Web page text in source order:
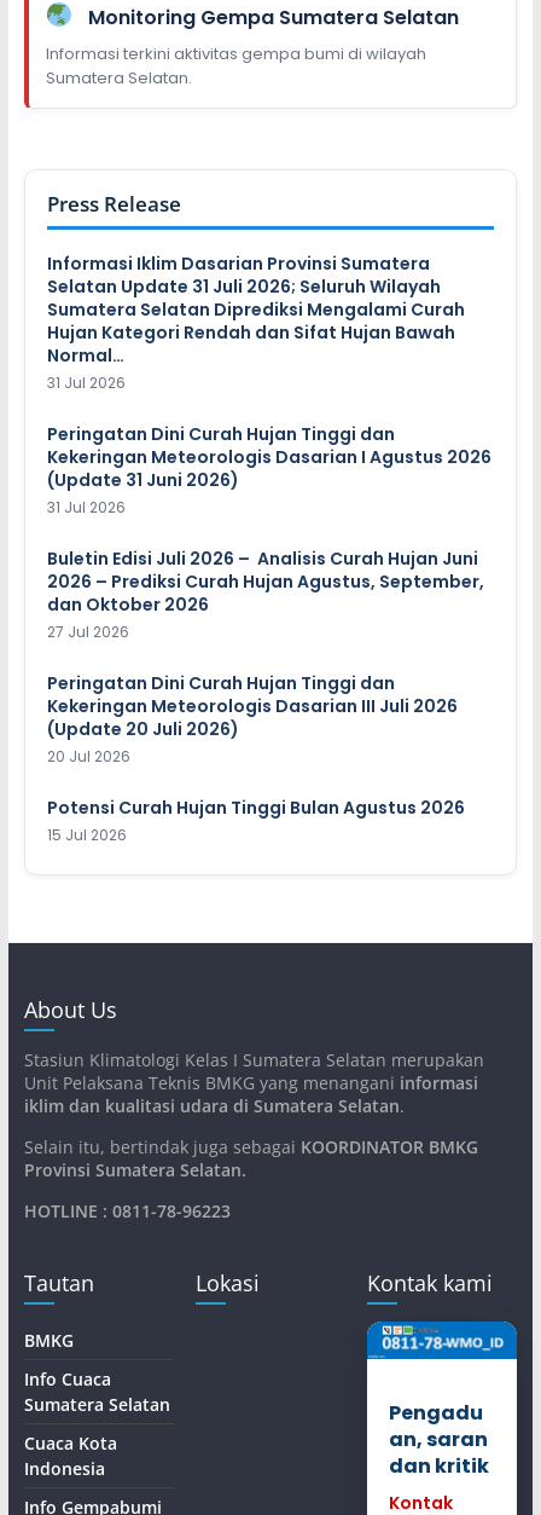
Monitoring Gempa Sumatera Selatan
Informasi terkini aktivitas gempa bumi di wilayah
Sumatera Selatan.
Press Release
Informasi Iklim Dasarian Provinsi Sumatera
Selatan Update 31 Juli 2026; Seluruh Wilayah
Sumatera Selatan Diprediksi Mengalami Curah
Hujan Kategori Rendah dan Sifat Hujan Bawah
Normal…
31 Jul 2026
Peringatan Dini Curah Hujan Tinggi dan
Kekeringan Meteorologis Dasarian I Agustus 2026
(Update 31 Juni 2026)
31 Jul 2026
Buletin Edisi Juli 2026 – Analisis Curah Hujan Juni
2026 – Prediksi Curah Hujan Agustus, September,
dan Oktober 2026
27 Jul 2026
Peringatan Dini Curah Hujan Tinggi dan
Kekeringan Meteorologis Dasarian III Juli 2026
(Update 20 Juli 2026)
20 Jul 2026
Potensi Curah Hujan Tinggi Bulan Agustus 2026
15 Jul 2026
About Us
Stasiun Klimatologi Kelas I Sumatera Selatan merupakan
Unit Pelaksana Teknis BMKG yang menangani informasi
iklim dan kualitasi udara di Sumatera Selatan.
Selain itu, bertindak juga sebagai KOORDINATOR BMKG
Provinsi Sumatera Selatan.
HOTLINE : 0811-78-96223
Tautan
BMKG
Info Cuaca
Sumatera Selatan
Cuaca Kota
Indonesia
Info Gempabumi
Lokasi Kontak kami
Pengadu
an, saran
dan kritik
Kontak